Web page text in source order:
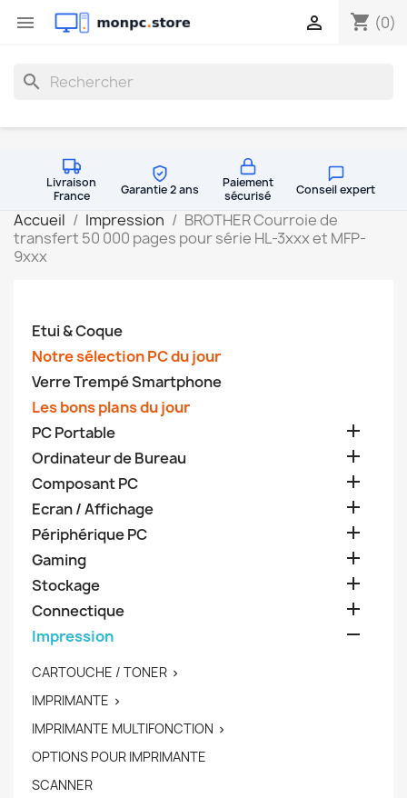
 shopping_cart (0)

search
Livraison
France
Garantie 2 ans
Paiement
sécurisé
Conseil expert
Accueil Impression
BROTHER Courroie de
transfert 50 000 pages pour série HL-3xxx et MFP-
9xxx
Etui & Coque
Notre sélection PC du jour
Verre Trempé Smartphone
Les bons plans du jour
PC Portable

Ordinateur de Bureau 
Composant PC 
Ecran / Affichage 
Périphérique PC 
Gaming 
Stockage 
Connectique 
Impression 
CARTOUCHE / TONER 
IMPRIMANTE 
IMPRIMANTE MULTIFONCTION 
OPTIONS POUR IMPRIMANTE
SCANNER